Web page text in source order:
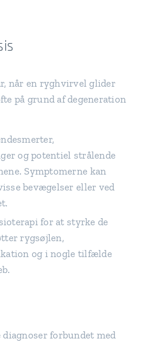
når en ryghvirvel glider
på grund af degeneration
og potentiel strålende
Symptomerne kan
bevægelser eller ved
for at styrke de
rygsøjlen,
og i nogle tilfælde
forbundet med